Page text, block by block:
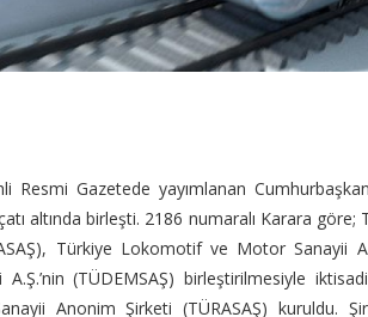
Resmi Gazetede yayımlanan
altında birleşti. 2186 numaralı Karara göre;
Türkiye Lokomotif ve Motor Sanayii
A.Ş.’nin (TÜDEMSAŞ) birleştirilmesiyle
Anonim Şirketi (TÜRASAŞ) kuruldu.